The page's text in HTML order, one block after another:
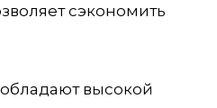
сэкономить
высокой